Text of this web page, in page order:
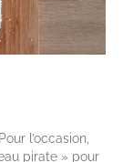
l’occasion,
pirate » pour